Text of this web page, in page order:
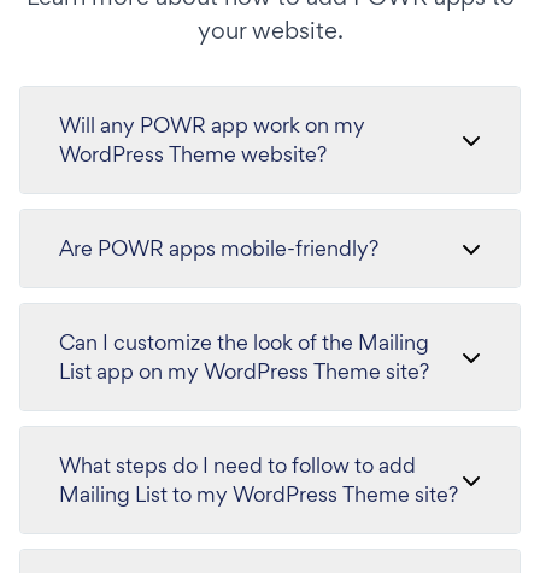
your website.
Will any POWR app work on my
WordPress Theme website?
Are POWR apps mobile-friendly?
Can I customize the look of the Mailing
List app on my WordPress Theme site?
What steps do I need to follow to add
Mailing List to my WordPress Theme site?